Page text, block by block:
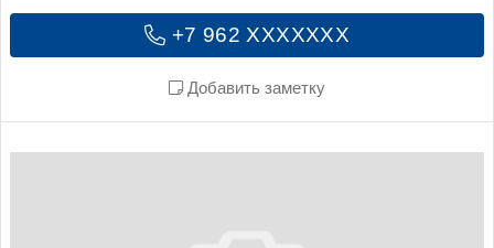
+7 962 XXXXXXX
Добавить заметку